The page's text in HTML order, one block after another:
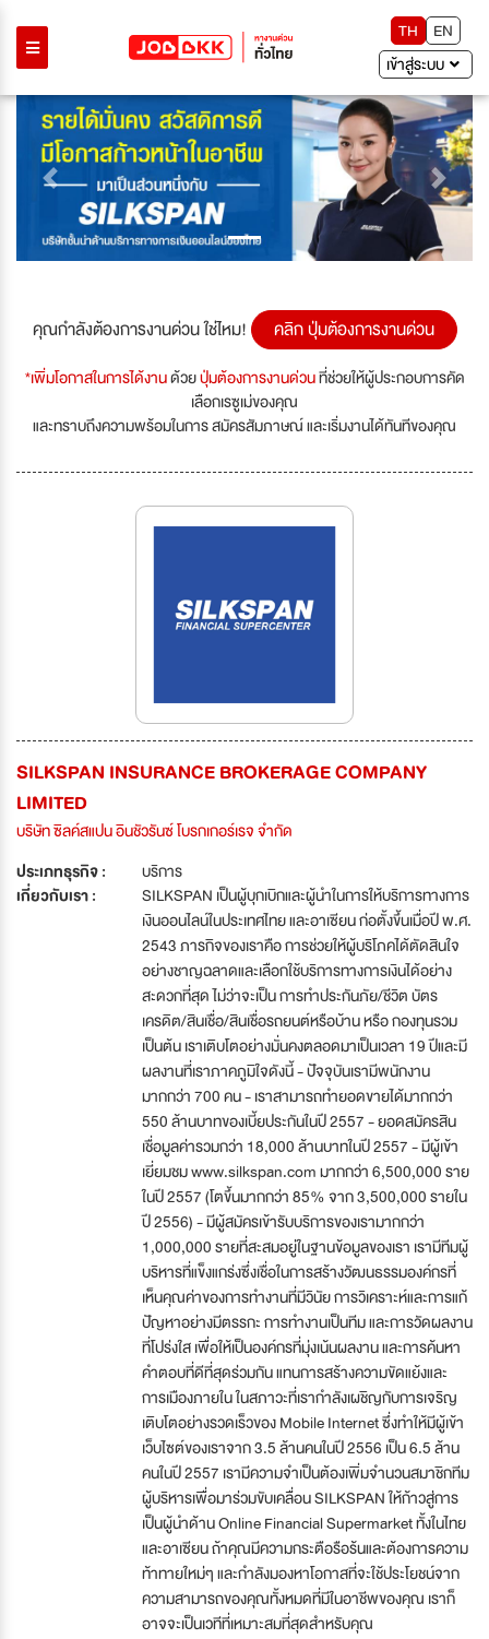
TH
EN
เข้าสู่ระบบ
Previous Next
คุณกำลังต้องการงานด่วน ใช่ไหม! คลิก ปุ่มต้องการงานด่วน
*เพิ่มโอกาสในการได้งานด้วยปุ่มต้องการงานด่วนที่ช่วยให้ผู้ประกอบการคัด
เลือกเรซูเม่ของคุณ
และทราบถึงความพร้อมในการ สมัครสัมภาษณ์ และเริ่มงานได้ทันทีของคุณ
SILKSPAN INSURANCE BROKERAGE COMPANY
LIMITED
บริษัท ซิลค์สแปน อินชัวรันซ์ โบรกเกอร์เรจ จำกัด
ประเภทธุรกิจ :
บริการ
เกี่ยวกับเรา :
SILKSPAN เป็นผู้บุกเบิกและผู้นำในการให้บริการทางการ
เงินออนไลน์ในประเทศไทย และอาเซียน ก่อตั้งขึ้นเมื่อปี พ.ศ.
2543 ภารกิจของเราคือ การช่วยให้ผู้บริโภคได้ตัดสินใจ
อย่างชาญฉลาดและเลือกใช้บริการทางการเงินได้อย่าง
สะดวกที่สุด ไม่ว่าจะเป็น การทำประกันภัย/ชีวิต บัตร
เครดิต/สินเชื่อ/สินเชื่อรถยนต์หรือบ้าน หรือ กองทุนรวม
เป็นต้น เราเติบโตอย่างมั่นคงตลอดมาเป็นเวลา 19 ปีและมี
ผลงานที่เราภาคภูมิใจดังนี้ - ปัจจุบันเรามีพนักงาน
มากกว่า 700 คน - เราสามารถทำยอดขายได้มากกว่า
550 ล้านบาทของเบี้ยประกันในปี 2557 - ยอดสมัครสิน
เชื่อมูลค่ารวมกว่า 18,000 ล้านบาทในปี 2557 - มีผู้เข้า
เยี่ยมชม www.silkspan.com มากกว่า 6,500,000 ราย
ในปี 2557 (โตขึ้นมากกว่า 85% จาก 3,500,000 รายใน
ปี 2556) - มีผู้สมัครเข้ารับบริการของเรามากกว่า
1,000,000 รายที่สะสมอยู่ในฐานข้อมูลของเรา เรามีทีมผู้
บริหารที่แข็งแกร่งซึ่งเชื่อในการสร้างวัฒนธรรมองค์กรที่
เห็นคุณค่าของการทำงานที่มีวินัย การวิเคราะห์และการแก้
ปัญหาอย่างมีตรรกะ การทำงานเป็นทีม และการวัดผลงาน
ที่โปร่งใส เพื่อให้เป็นองค์กรที่มุ่งเน้นผลงาน และการค้นหา
คำตอบที่ดีที่สุดร่วมกัน แทนการสร้างความขัดแย้งและ
การเมืองภายใน ในสภาวะที่เรากำลังเผชิญกับการเจริญ
เติบโตอย่างรวดเร็วของ Mobile Internet ซึ่งทำให้มีผู้เข้า
เว็บไซต์ของเราจาก 3.5 ล้านคนในปี 2556 เป็น 6.5 ล้าน
คนในปี 2557 เรามีความจำเป็นต้องเพิ่มจำนวนสมาชิกทีม
ผู้บริหารเพื่อมาร่วมขับเคลื่อน SILKSPAN ให้ก้าวสู่การ
เป็นผู้นำด้าน Online Financial Supermarket ทั้งในไทย
และอาเซียน ถ้าคุณมีความกระตือรือร้นและต้องการความ
ท้าทายใหม่ๆ และกำลังมองหาโอกาสที่จะใช้ประโยชน์จาก
ความสามารถของคุณทั้งหมดที่มีในอาชีพของคุณ เราก็
อาจจะเป็นเวทีที่เหมาะสมที่สุดสำหรับคุณ